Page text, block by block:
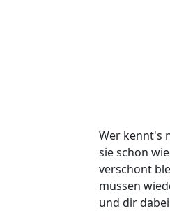
Wer kennt's
sie schon
verschont
müssen
und dir